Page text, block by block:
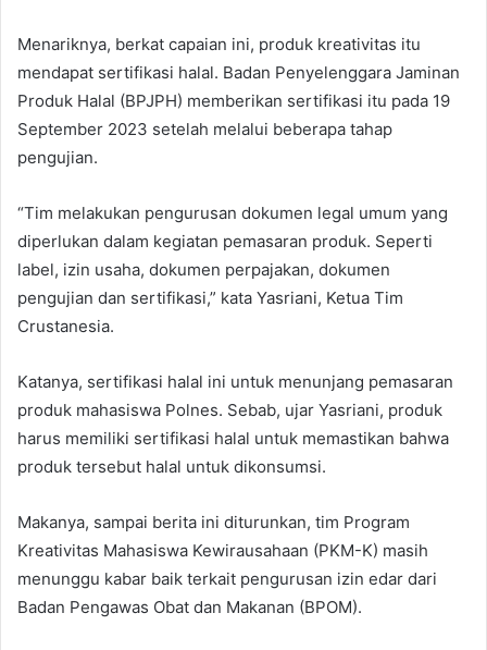
Menariknya, berkat capaian ini, produk kreativitas itu
mendapat sertifikasi halal. Badan Penyelenggara Jaminan
Produk Halal (BPJPH) memberikan sertifikasi itu pada 19
September 2023 setelah melalui beberapa tahap
pengujian.
“Tim melakukan pengurusan dokumen legal umum yang
diperlukan dalam kegiatan pemasaran produk. Seperti
label, izin usaha, dokumen perpajakan, dokumen
pengujian dan sertifikasi,” kata Yasriani, Ketua Tim
Crustanesia.
Katanya, sertifikasi halal ini untuk menunjang pemasaran
produk mahasiswa Polnes. Sebab, ujar Yasriani, produk
harus memiliki sertifikasi halal untuk memastikan bahwa
produk tersebut halal untuk dikonsumsi.
Makanya, sampai berita ini diturunkan, tim Program
Kreativitas Mahasiswa Kewirausahaan (PKM-K) masih
menunggu kabar baik terkait pengurusan izin edar dari
Badan Pengawas Obat dan Makanan (BPOM).